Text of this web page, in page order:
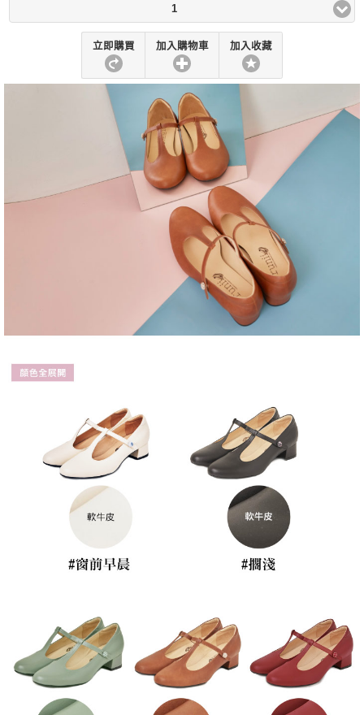
1
立即購買 加入購物車 加入收藏